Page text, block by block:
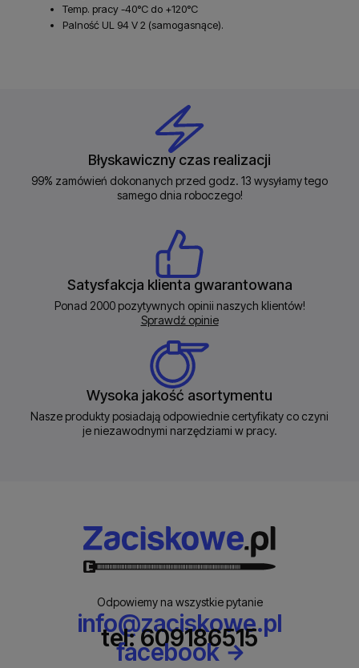
Temp. pracy -40°C do +120°C
Palność UL 94 V 2 (samogasnące).
Błyskawiczny czas realizacji
99% zamówień dokonanych przed godz. 13 wysyłamy tego
samego dnia roboczego!
Satysfakcja klienta gwarantowana
Ponad 2000 pozytywnych opinii naszych klientów!
Sprawdź opinie
Wysoka jakość asortymentu
Nasze produkty posiadają odpowiednie certyfikaty co czyni
je niezawodnymi narzędziami w pracy.
Odpowiemy na wszystkie pytanie
info@zaciskowe.pl
tel: 609186515
facebook